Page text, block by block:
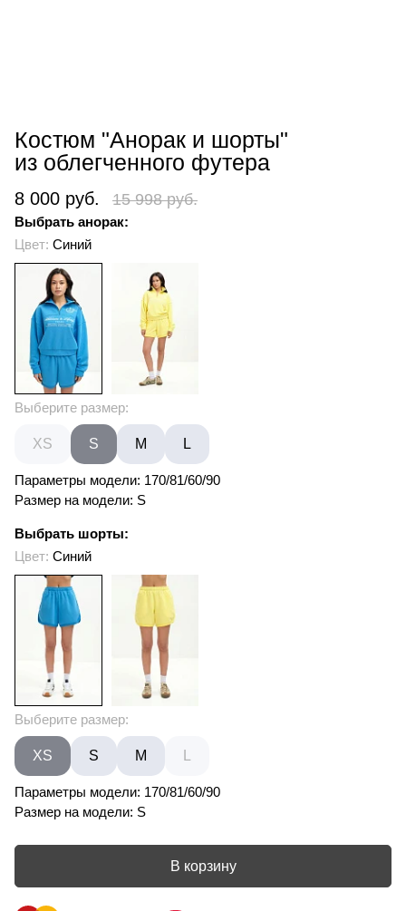
Костюм "Анорак и шорты"
из облегченного футера
8 000 руб. 15 998 руб.
Выбрать анорак:
Цвет: Синий
Выберите размер:
XS S M L
Параметры модели: 170/81/60/90
Размер на модели: S
Выбрать шорты:
Цвет: Синий
Выберите размер:
XS S M L
Параметры модели: 170/81/60/90
Размер на модели: S
В корзину